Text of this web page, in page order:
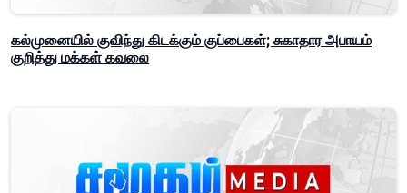
கல்முனையில் குவிந்து கிடக்கும் குப்பைகள்; சுகாதார அபாயம்
குறித்து மக்கள் கவலை